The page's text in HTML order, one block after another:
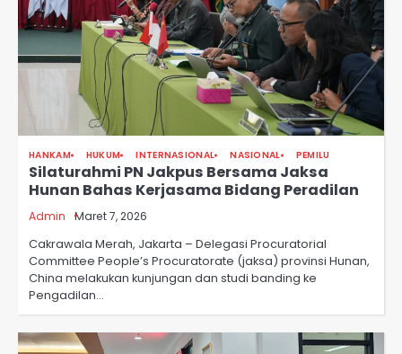
HANKAM HUKUM INTERNASIONAL NASIONAL PEMILU
Silaturahmi PN Jakpus Bersama Jaksa
Hunan Bahas Kerjasama Bidang Peradilan
Admin Maret 7, 2026
Cakrawala Merah, Jakarta – Delegasi Procuratorial
Committee People’s Procuratorate (jaksa) provinsi Hunan,
China melakukan kunjungan dan studi banding ke
Pengadilan…